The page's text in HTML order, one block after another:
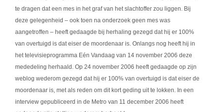
te dragen dat een mes in het graf van het slachtoffer zou liggen. Bij
deze gelegenheid – ook toen na onderzoek geen mes was
aangetroffen – heeft gedaagde bij herhaling gezegd dat hij er 100%
van overtuigd is dat eiser de moordenaar is. Onlangs nog heeft hij in
het televisieprogramma Eén Vandaag van 14 november 2006 deze
mededeling herhaald. Op 24 november 2006 heeft gedaagde op zijn
weblog wederom gezegd dat hij er 100% van overtuigd is dat eiser de
moordenaar is, met als reden om dit kort geding uit te lokken. In een
interview gepubliceerd in de Metro van 11 december 2006 heeft